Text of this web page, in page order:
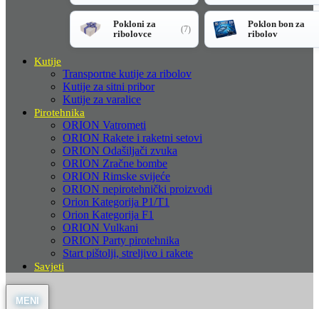
Pokloni za
ribolovce
(7)
Poklon bon za
ribolov
Kutije
Transportne kutije za ribolov
Kutije za sitni pribor
Kutije za varalice
Pirotehnika
ORION Vatrometi
ORION Rakete i raketni setovi
ORION Odašiljači zvuka
ORION Zračne bombe
ORION Rimske svijeće
ORION nepirotehnički proizvodi
Orion Kategorija P1/T1
Orion Kategorija F1
ORION Vulkani
ORION Party pirotehnika
Start pištolji, streljivo i rakete
Savjeti